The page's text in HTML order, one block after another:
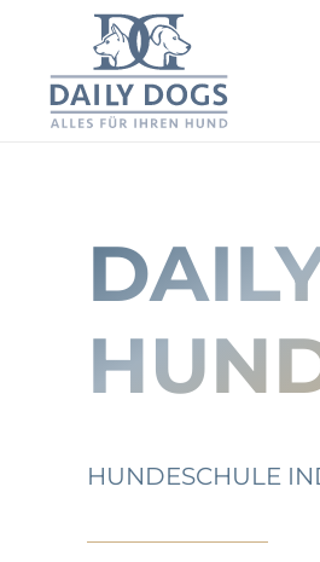
HUNDESCHULE